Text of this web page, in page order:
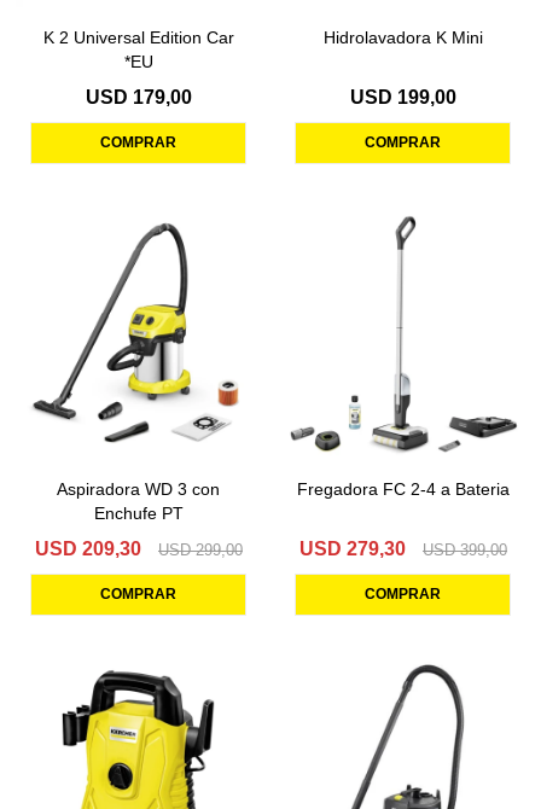
K 2 Universal Edition Car
*EU
USD 179,00
Hidrolavadora K Mini
USD 199,00
Aspiradora WD 3 con
Enchufe PT
USD 209,30 USD 299,00
Fregadora FC 2-4 a Bateria
USD 279,30 USD 399,00